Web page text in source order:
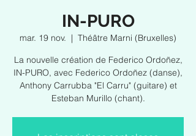
IN-PURO
mar. 19 nov.
  |
Théâtre Marni (Bruxelles)
La nouvelle création de Federico Ordoñez,
IN-PURO, avec Federico Ordoñez (danse),
Anthony Carrubba "El Carru" (guitare) et
Esteban Murillo (chant).